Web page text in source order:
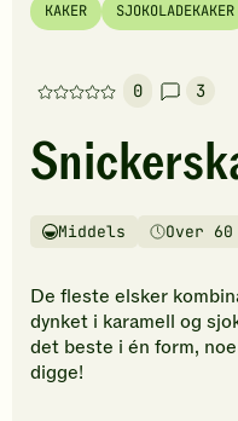
KAKER SJOKOLADEKAKER
0
Denne
har
foreløpig
vurderinger.
den
første
til
å
3
Vanskelighetsgrad
Middels
TilberedningstidOver
De fleste elsker
dynket i karamell og
det beste i én form,
digge!